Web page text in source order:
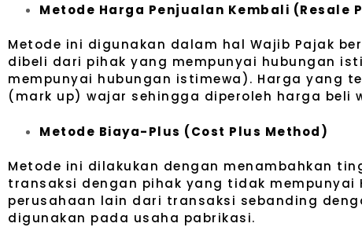
Metode Harga Penjualan Kembali (Resale
Metode ini digunakan dalam hal Wajib Pajak
dibeli dari pihak yang mempunyai hubungan
mempunyai hubungan istimewa). Harga yang
(mark up) wajar sehingga diperoleh harga beli
Metode Biaya-Plus (Cost Plus Method)
Metode ini dilakukan dengan menambahkan
transaksi dengan pihak yang tidak
perusahaan lain dari transaksi sebanding
digunakan pada usaha pabrikasi.